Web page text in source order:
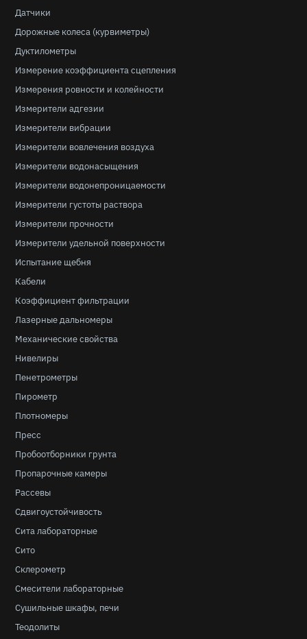
Датчики
Дорожные колеса (курвиметры)
Дуктилометры
Измерение коэффициента сцепления
Измерения ровности и колейности
Измерители адгезии
Измерители вибрации
Измерители вовлечения воздуха
Измерители водонасыщения
Измерители водонепроницаемости
Измерители густоты раствора
Измерители прочности
Измерители удельной поверхности
Испытание щебня
Кабели
Коэффициент фильтрации
Лазерные дальномеры
Механические свойства
Нивелиры
Пенетрометры
Пирометр
Плотномеры
Пресс
Пробоотборники грунта
Пропарочные камеры
Рассевы
Сдвигоустойчивость
Сита лабораторные
Сито
Склерометр
Смесители лабораторные
Сушильные шкафы, печи
Теодолиты